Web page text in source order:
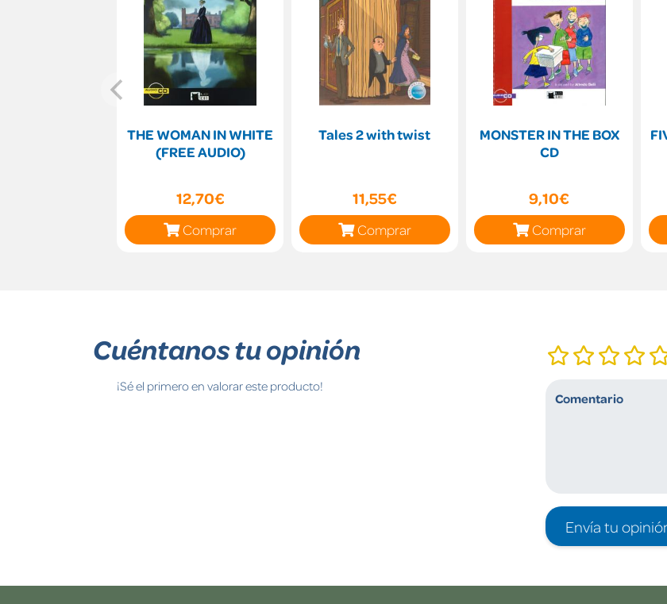
THE WOMAN IN WHITE
(FREE AUDIO)
12,70€
Comprar
Tales 2 with twist
11,55€
Comprar
MONSTER IN THE BOX
CD
9,10€
Comprar
Cuéntanos tu opinión
¡Sé el primero en valorar este producto!
Envía tu